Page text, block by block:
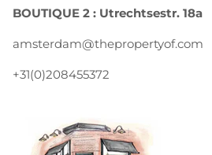
BOUTIQUE 2 : Utrechtsestr. 18a
amsterdam@thepropertyof.com
+31(0)208455372